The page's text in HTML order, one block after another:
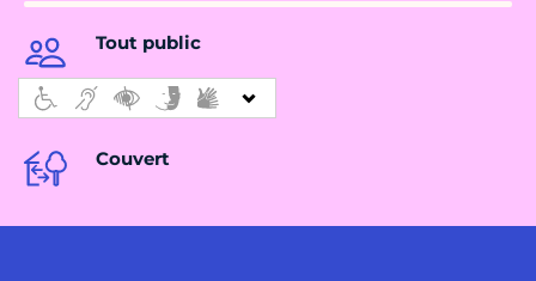
Tout public
Couvert